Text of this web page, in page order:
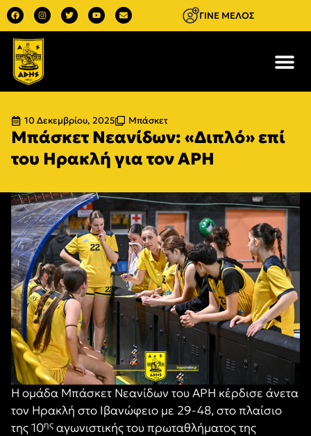
ΓΙΝΕ ΜΕΛΟΣ
10 Δεκεμβρίου, 2025 Μπάσκετ
Μπάσκετ Νεανίδων: «Διπλό» επί
του Ηρακλή για τον ΑΡΗ
Η ομάδα Μπάσκετ Νεανίδων του ΑΡΗ κέρδισε άνετα
τον Ηρακλή στο Ιβανώφειο με 29-48, στο πλαίσιο
της 10ης αγωνιστικής του πρωταθλήματος της